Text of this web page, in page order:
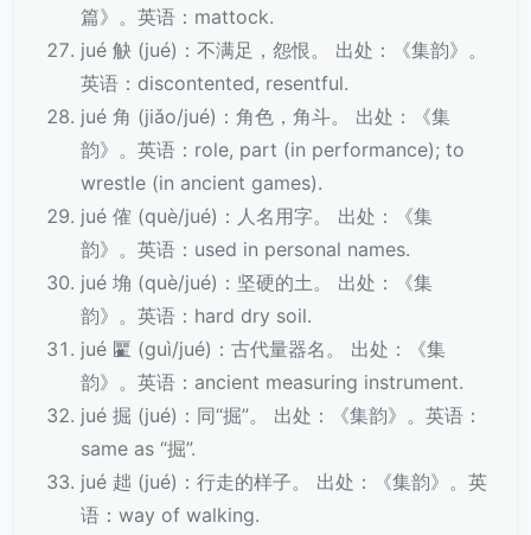
篇》。英语：mattock.
jué 觖 (jué)：不满足，怨恨。 出处：《集韵》。
英语：discontented, resentful.
jué 角 (jiǎo/jué)：角色，角斗。 出处：《集
韵》。英语：role, part (in performance); to
wrestle (in ancient games).
jué 傕 (què/jué)：人名用字。 出处：《集
韵》。英语：used in personal names.
jué 埆 (què/jué)：坚硬的土。 出处：《集
韵》。英语：hard dry soil.
jué 匷 (guì/jué)：古代量器名。 出处：《集
韵》。英语：ancient measuring instrument.
jué 掘 (jué)：同“掘”。 出处：《集韵》。英语：
same as “掘”.
jué 趉 (jué)：行走的样子。 出处：《集韵》。英
语：way of walking.